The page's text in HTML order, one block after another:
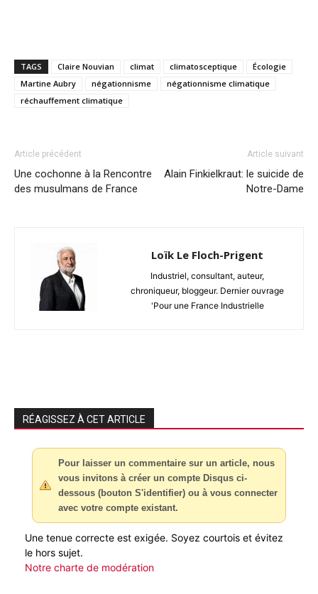
TAGS Claire Nouvian climat climatosceptique
Écologie
Martine Aubry
négationnisme
négationnisme climatique
réchauffement climatique
Article précédent
Une cochonne à la Rencontre
des musulmans de France
Article suivant
Alain Finkielkraut: le suicide de
Notre-Dame
Loïk Le Floch-Prigent
Industriel, consultant, auteur,
chroniqueur, bloggeur. Dernier ouvrage
'Pour une France Industrielle
RÉAGISSEZ À CET ARTICLE
Pour laisser un commentaire sur un article, nous
vous invitons à créer un compte Disqus ci-
dessous (bouton S'identifier) ou à vous connecter
avec votre compte existant.
Une tenue correcte est exigée. Soyez courtois et évitez
le hors sujet.
Notre charte de modération